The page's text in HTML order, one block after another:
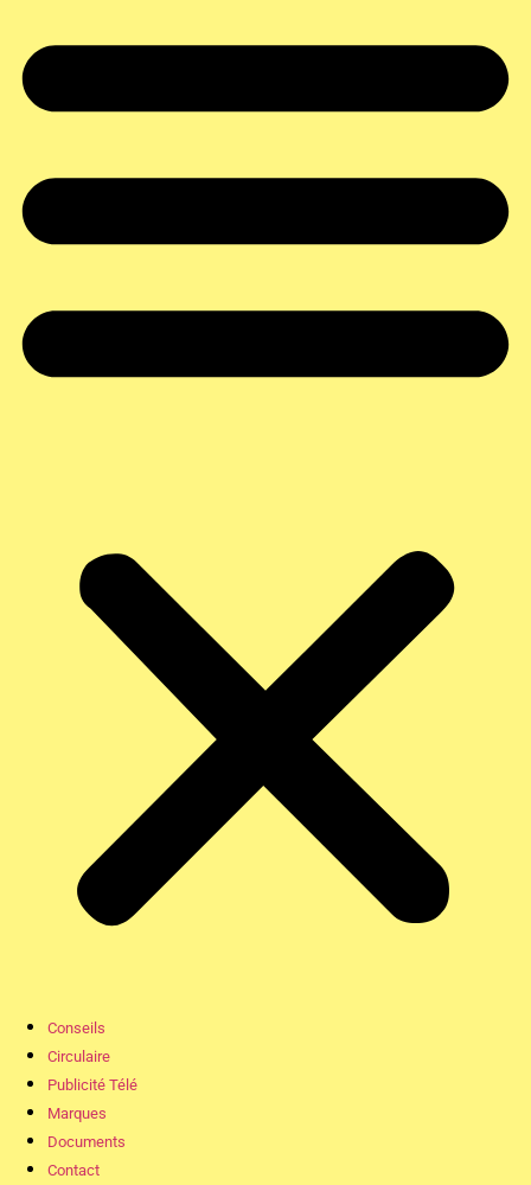
Conseils
Circulaire
Publicité Télé
Marques
Documents
Contact